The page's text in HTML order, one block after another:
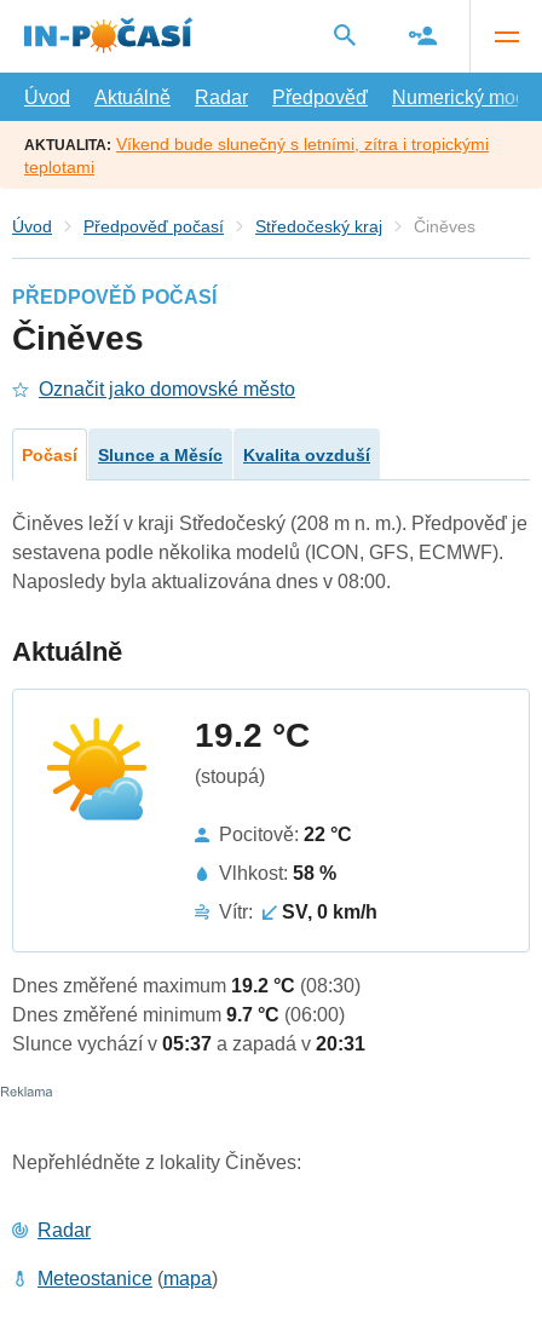
hlavní
Úvod
Aktuálně Radar Předpověď Numerický model
AKTUALITA: Víkend bude slunečný s letními, zítra i tropickými
teplotami
Úvod Předpověď počasí Středočeský kraj Činěves
PŘEDPOVĚĎ POČASÍ
Činěves
Označit jako domovské město
Počasí Slunce a Měsíc Kvalita ovzduší
Činěves leží v kraji Středočeský (208 m n. m.). Předpověď je
sestavena podle několika modelů (ICON, GFS, ECMWF).
Naposledy byla aktualizována dnes v 08:00.
Aktuálně
19.2 °C
(stoupá)
Pocitově: 22 °C
Vlhkost: 58 %
Vítr:
SV, 0 km/h
Dnes změřené maximum 19.2 °C (08:30)
Dnes změřené minimum 9.7 °C (06:00)
Slunce vychází v 05:37 a zapadá v 20:31
Nepřehlédněte z lokality Činěves:
Radar
Meteostanice (mapa)